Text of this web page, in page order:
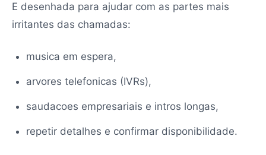
E desenhada para ajudar com as partes mais
irritantes das chamadas:
musica em espera,
arvores telefonicas (IVRs),
saudacoes empresariais e intros longas,
repetir detalhes e confirmar disponibilidade.